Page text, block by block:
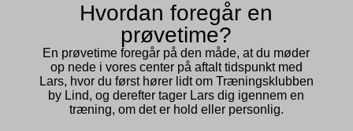
Hvordan foregår en
prøvetime?
En prøvetime foregår på den måde, at du møder
op nede i vores center på aftalt tidspunkt med
Lars, hvor du først hører lidt om Træningsklubben
by Lind, og derefter tager Lars dig igennem en
træning, om det er hold eller personlig.